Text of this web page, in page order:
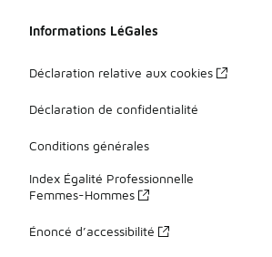
Informations LéGales
Déclaration relative aux cookies
Déclaration de confidentialité
Conditions générales
Index Égalité Professionnelle
Femmes-Hommes
Énoncé d’accessibilité